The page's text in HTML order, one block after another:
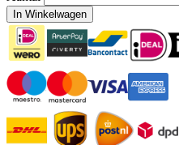
In Winkelwagen